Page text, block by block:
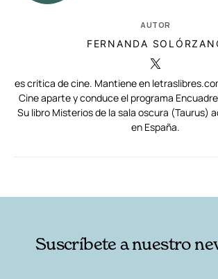
AUTOR
FERNANDA
es crítica de cine. Mantiene en
Cine aparte y conduce el programa
Su libro Misterios de la sala oscura (Taurus)
en España.
Suscríbete a nuestro